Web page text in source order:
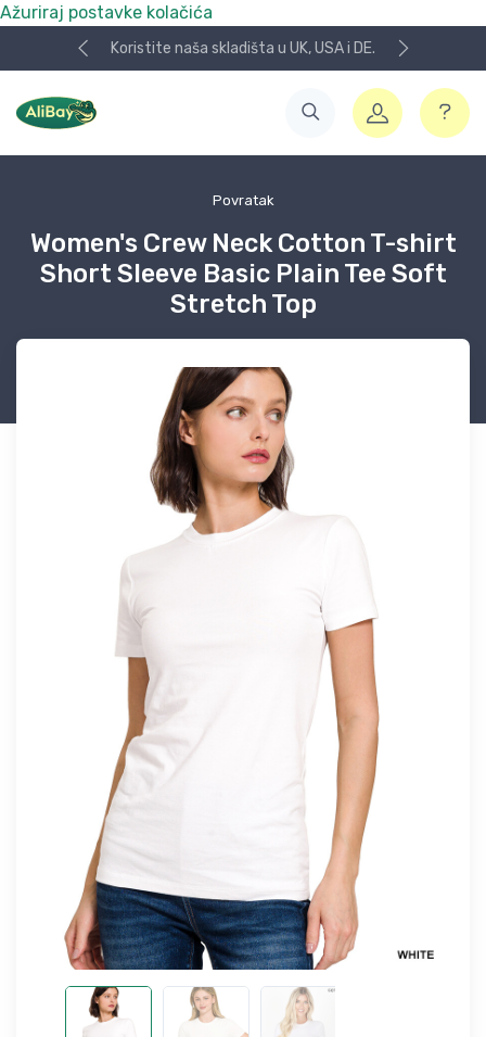
Ažuriraj postavke kolačića
Koristite naša skladišta u UK, USA i DE.
Povratak
Women's Crew Neck Cotton T-shirt
Short Sleeve Basic Plain Tee Soft
Stretch Top